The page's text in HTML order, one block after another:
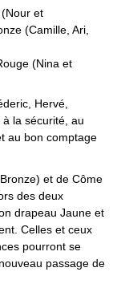
et
(Camille, Ari,
(Nina et
Hervé,
la sécurité, au
au bon comptage
et de Côme
des deux
drapeau Jaune et
Celles et ceux
pourront se
passage de